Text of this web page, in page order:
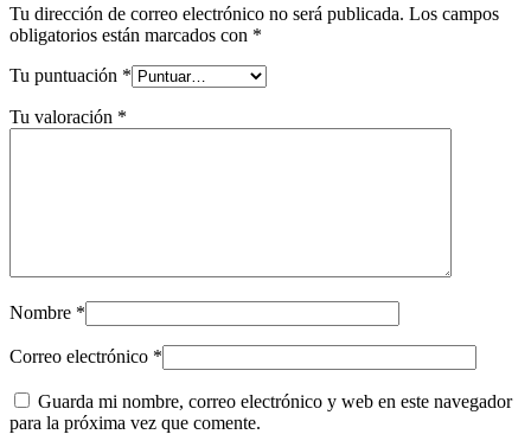
Tu dirección de correo electrónico no será publicada. Los campos
obligatorios están marcados con *
Tu puntuación *
Tu valoración *
Nombre *
Correo electrónico *
Guarda mi nombre, correo electrónico y web en este navegador
para la próxima vez que comente.